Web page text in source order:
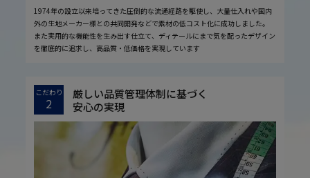
1974年の設立以来培ってきた圧倒的な流通経路を駆使し、大量仕入れや国内
外の生地メーカー様との共同開発などで素材の低コスト化に成功しました。
また実用的な機能性を生み出す仕立て、ディテールにまで気を配ったデザイン
を徹底的に追求し、高品質・低価格を実現しています
こだわり
2
厳しい品質管理体制に基づく
安心の実現